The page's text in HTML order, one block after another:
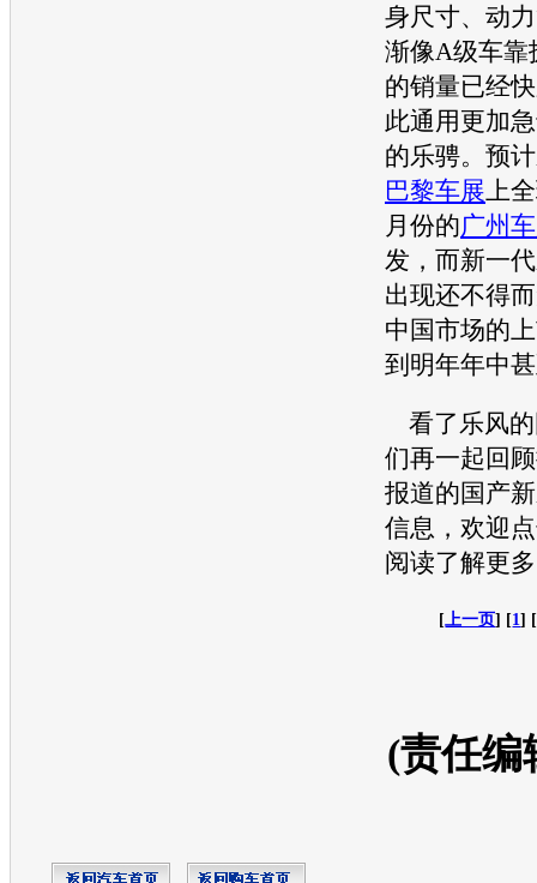
身尺寸、动
渐像A级车靠
的销量已经
此通用更加
的乐骋。预计
巴黎车展 上
月份的广州
发，而新一代
出现还不得
中国市场的
到明年年中
看了乐风
们再一起回
报道的国产
信息，欢迎
阅读了解更
[ 上一页] [1]
(责任编